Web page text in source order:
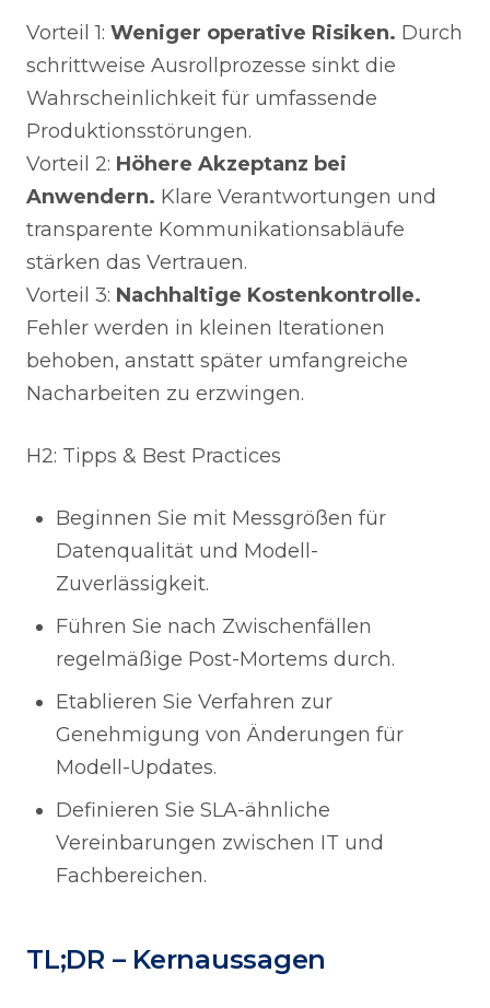
Vorteil 1: Weniger operative Risiken. Durch
schrittweise Ausrollprozesse sinkt die
Wahrscheinlichkeit für umfassende
Produktionsstörungen.
Vorteil 2: Höhere Akzeptanz bei
Anwendern. Klare Verantwortungen und
transparente Kommunikationsabläufe
stärken das Vertrauen.
Vorteil 3: Nachhaltige Kostenkontrolle.
Fehler werden in kleinen Iterationen
behoben, anstatt später umfangreiche
Nacharbeiten zu erzwingen.
H2: Tipps & Best Practices
Beginnen Sie mit Messgrößen für
Datenqualität und Modell-
Zuverlässigkeit.
Führen Sie nach Zwischenfällen
regelmäßige Post-Mortems durch.
Etablieren Sie Verfahren zur
Genehmigung von Änderungen für
Modell-Updates.
Definieren Sie SLA-ähnliche
Vereinbarungen zwischen IT und
Fachbereichen.
TL;DR – Kernaussagen